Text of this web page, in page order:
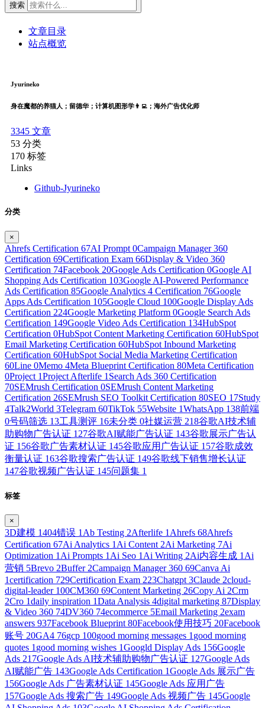
搜索
文章目录
站点概览
Jyurineko
身在魔都的养猫人；留德华；计算机图形学👨‍💻；海外广告优化师
3345 文章
53 分类
170 标签
Links
Github-Jyurineko
分类
×
Ahrefs Certification 67AI Prompt 0Campaign Manager 360
Certification 69Certification Exam 66Display & Video 360
Certification 74Facebook 20Google Ads Certification 0Google AI
Shopping Ads Certification 103Google AI-Powered Performance
Ads Certification 85Google Analytics 4 Certification 76Google
Apps Ads Certification 105Google Cloud 100Google Display Ads
Certification 224Google Marketing Platform 0Google Search Ads
Certification 149Google Video Ads Certification 134HubSpot
Certification 0HubSpot Content Marketing Certification 60HubSpot
Email Marketing Certification 60HubSpot Inbound Marketing
Certification 60HubSpot Social Media Marketing Certification
60Line 0Memo 4Meta Blueprint Certification 80Meta Certification
0Project 1Project Afterlife 1 Search Ads 360 Certification
70SEMrush Certification 0SEMrush Content Marketing
Certification 26SEMrush SEO Toolkit Certification 80SEO 17Study
4Talk2World 3Telegram 60TikTok 55Website 1WhatsApp 138前端
0号码筛选 13工具测评 16未分类 0社媒运营 218谷歌AI技术辅
助购物广告认证 127谷歌AI赋能广告认证 143谷歌展示广告认
证 156谷歌广告素材认证 145谷歌应用广告认证 157谷歌成效
衡量认证 163谷歌搜索广告认证 149谷歌线下销售增长认证
147谷歌视频广告认证 145问题集 1
标签
×
3D建模 1404错误 1 Ab Testing 2Afterlife 1 Ahrefs 68Ahrefs
Certification 67Ai Analytics 1 Ai Content 2Ai Marketing 7Ai
Optimization 1 Ai Prompts 1 Ai Seo 1 Ai Writing 2Ai内容生成 1 Ai
营销 5Brevo 2Buffer 2Campaign Manager 360 69Canva Ai
1certification 729Certification Exam 223Chatgpt 3Claude 2cloud-
digital-leader 100CM360 69Content Marketing 26Copy Ai 2Crm
2Cro 1daily inspiration 1Data Analysis 4digital marketing 87Display
& Video 360 74DV360 74ecommerce 5Email Marketing 2exam
answers 937Facebook Blueprint 80Facebook使用技巧 20Facebook
账号 20GA4 76gcp 100good morning messages 1 good morning
quotes 1 good morning wishes 1Googld Display Ads 156Google
Ads 217Google Ads AI技术辅助购物广告认证 127Google Ads
AI赋能广告 143Google Ads Certification 1Google Ads 展示广告
156Google Ads 广告素材认证 145Google Ads 应用广告
157Google Ads 搜索广告 149Google Ads 视频广告 145Google